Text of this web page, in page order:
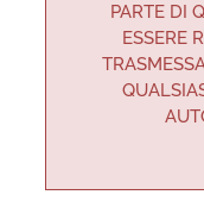
PARTE DI
ESSERE